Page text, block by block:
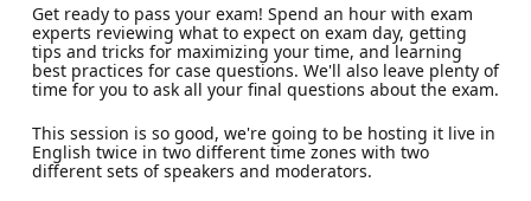
Get ready to pass your exam! Spend an hour with exam
experts reviewing what to expect on exam day, getting
tips and tricks for maximizing your time, and learning
best practices for case questions. We'll also leave plenty of
time for you to ask all your final questions about the exam.
This session is so good, we're going to be hosting it live in
English twice in two different time zones with two
different sets of speakers and moderators.